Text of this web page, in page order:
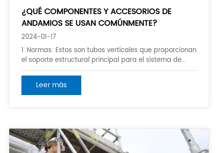
¿QUÉ COMPONENTES Y ACCESORIOS DE
ANDAMIOS SE USAN COMÚNMENTE?
2024-01-17
1. Normas: Estos son tubos verticales que proporcionan
el soporte estructural principal para el sistema de
andamios. Por lo general, están hechos de acero y
vienen en varias longitudes. 2. libros mayores: tubos
horizontales que conectan los estándares entre sí,
Leer más